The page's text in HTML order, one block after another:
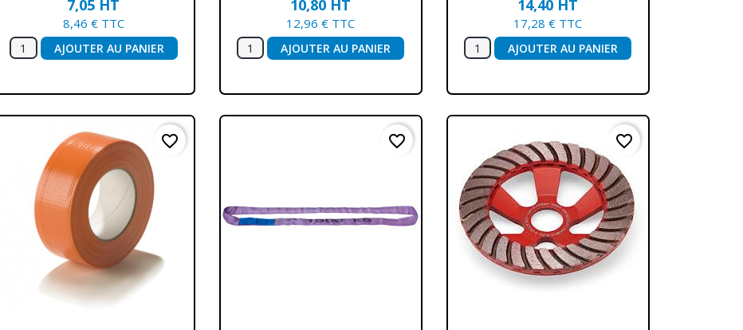
7,05 HT
8,46 € TTC
AJOUTER AU PANIER
10,80 HT
12,96 € TTC
AJOUTER AU PANIER
14,40 HT
17,28 € TTC
AJOUTER AU PANIER
favorite_border favorite_border favorite_border